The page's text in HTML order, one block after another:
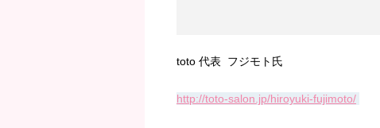
toto 代表 フジモト氏
http://toto-salon.jp/hiroyuki-fujimoto/